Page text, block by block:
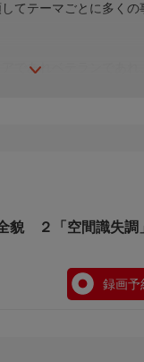
てテーマごとに多くの
であれベテランであれ
貌 ２「空間識失調
録画予